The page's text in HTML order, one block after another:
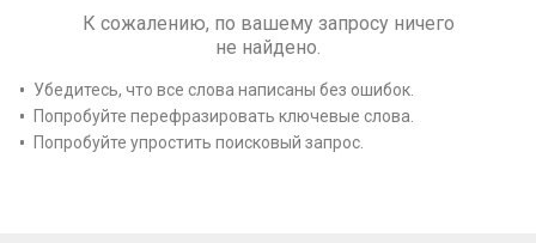
К сожалению, по вашему запросу ничего
не найдено.
Убедитесь, что все слова написаны без ошибок.
Попробуйте перефразировать ключевые слова.
Попробуйте упростить поисковый запрос.